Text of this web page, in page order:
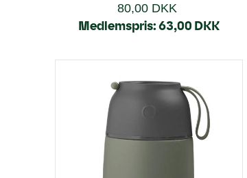
80,00 DKK
Medlemspris:63,00 DKK